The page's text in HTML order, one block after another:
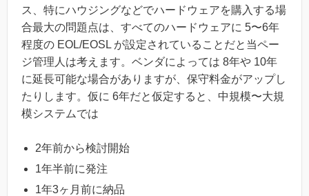
ス、特にハウジングなどでハードウェアを購入する場
合最大の問題点は、すべてのハードウェアに 5〜6年
程度の EOL/EOSL が設定されていることだと当ペー
ジ管理人は考えます。ベンダによっては 8年や 10年
に延長可能な場合がありますが、保守料金がアップし
たりします。仮に 6年だと仮定すると、中規模〜大規
模システムでは
2年前から検討開始
1年半前に発注
1年3ヶ月前に納品